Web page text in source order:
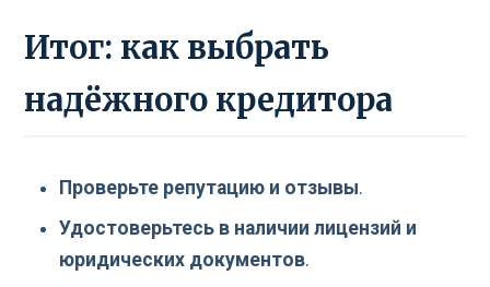
Итог: как выбрать
надёжного кредитора
Проверьте репутацию и отзывы.
Удостоверьтесь в наличии лицензий и
юридических документов.